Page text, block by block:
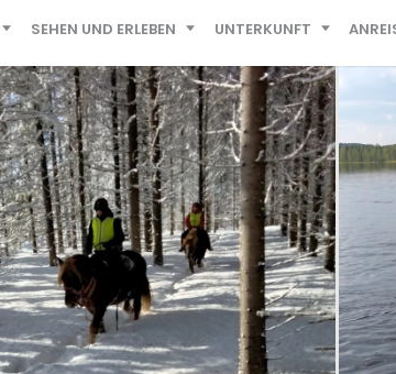
SEHEN UND ERLEBEN UNTERKUNFT